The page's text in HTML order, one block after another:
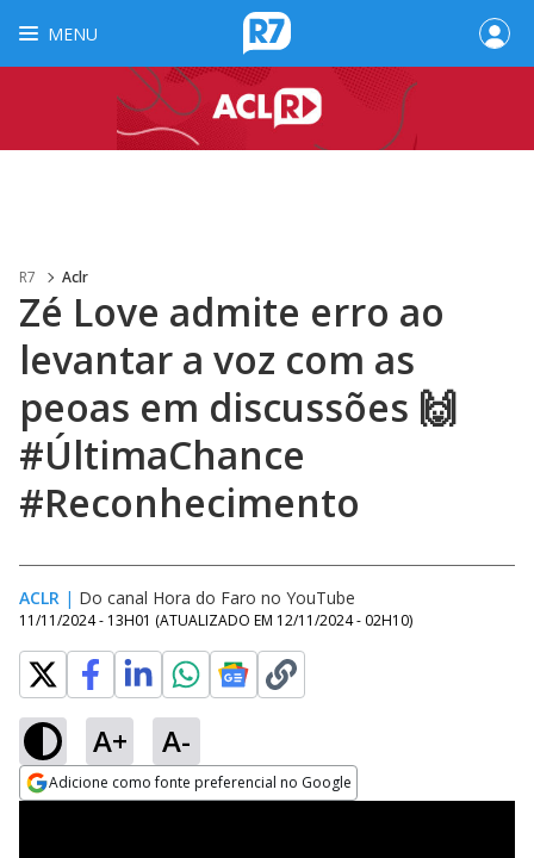
MENU
R7 Aclr
Zé Love admite erro ao
levantar a voz com as
peoas em discussões 🙌
#ÚltimaChance
#Reconhecimento
ACLR | Do canal Hora do Faro no YouTube
11/11/2024 - 13H01 (ATUALIZADO EM 12/11/2024 - 02H10)
A+ A-
Adicione como fonte preferencial no Google